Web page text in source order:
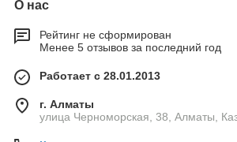
О нас
Рейтинг не сформирован
Менее 5 отзывов за последний год
Работает с 28.01.2013
г. Алматы
улица Черноморская, 38, Алматы,